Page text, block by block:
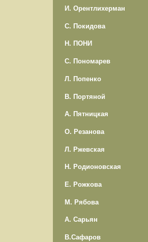
И. Орентлихерман
С. Покидова
Н. ПОНИ
С. Пономарев
Л. Попенко
В. Портяной
А. Пятницкая
О. Резанова
Л. Ржевская
Н. Родионовская
Е. Рожкова
М. Рябова
А. Сарьян
В.Сафаров